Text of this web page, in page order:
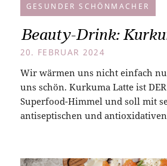
GESUNDER SCHÖNMACHER
Beauty-Drink:
20. FEBRUAR 2024
Wir wärmen uns nicht einfach
uns schön. Kurkuma Latte ist
Superfood-Himmel und soll mit
antiseptischen und